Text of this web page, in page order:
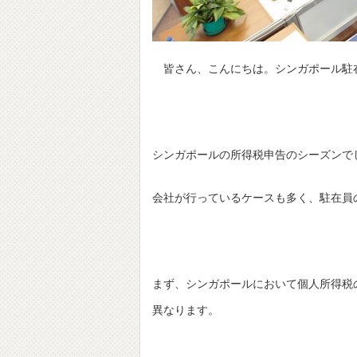
皆さん、こんにちは。シンガポール駐
シンガポールの所得税申告のシーズンで
会社が行っているケースも多く、駐在
まず、シンガポールにおいて個人所得
異なります。